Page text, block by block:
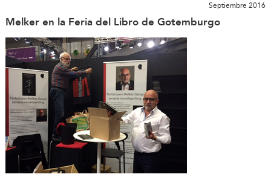
Septiembre 2016
Melker en la Feria del Libro de Gotemburgo